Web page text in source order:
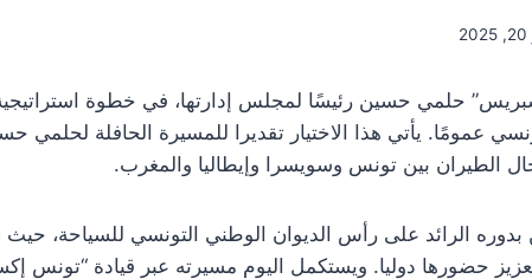
حلمي حسين رئيسًا لمجلس إدارتها، في خطوة
عمومًا. يأتي هذا الاختيار تقديرا للمسيرة الحافلة لحلمي
الطيران بين تونس وسويسرا وإيطاليا والمغرب.
الرائد على رأس الديوان الوطني التونسي للسياحة،
حضورها دوليا. ويستكمل اليوم مسيرته عبر قيادة “تونس